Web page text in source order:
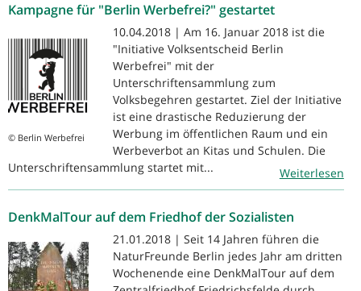
Kampagne für "Berlin Werbefrei?" gestartet
© Berlin Werbefrei
10.04.2018 | Am 16. Januar 2018 ist die
"Initiative Volksentscheid Berlin
Werbefrei" mit der
Unterschriftensammlung zum
Volksbegehren gestartet. Ziel der Initiative
ist eine drastische Reduzierung der
Werbung im öffentlichen Raum und ein
Werbeverbot an Kitas und Schulen. Die
Unterschriftensammlung startet mit...
Weiterlesen
DenkMalTour auf dem Friedhof der Sozialisten
21.01.2018 | Seit 14 Jahren führen die
NaturFreunde Berlin jedes Jahr am dritten
Wochenende eine DenkMalTour auf dem